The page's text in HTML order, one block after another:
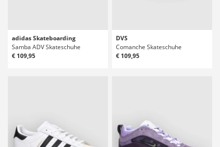
adidas Skateboarding
Samba ADV Skateschuhe
€ 109,95
DVS
Comanche Skateschuhe
€ 109,95